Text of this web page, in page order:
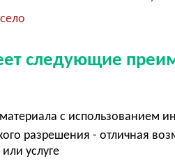
следующие
с использованием
разрешения - отличная
услуге